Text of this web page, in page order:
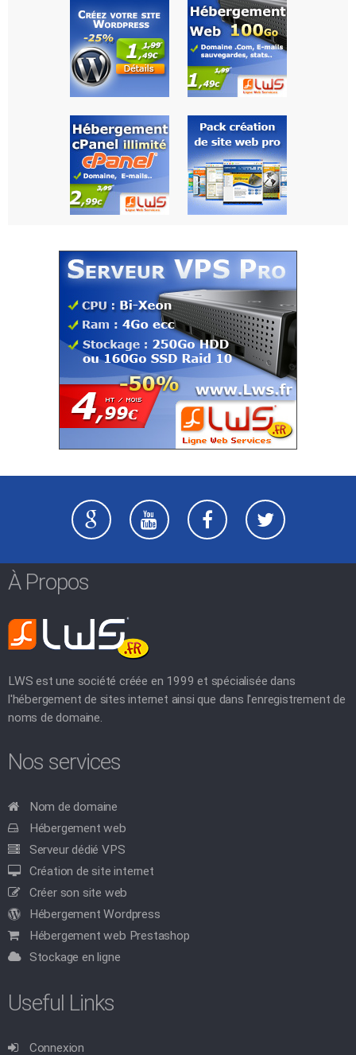
À Propos
LWS est une société créée en 1999 et spécialisée dans
l'hébergement de sites internet ainsi que dans l'enregistrement de
noms de domaine.
Nos services
Nom de domaine
Hébergement web
Serveur dédié VPS
Création de site internet
Créer son site web
Hébergement Wordpress
Hébergement web Prestashop
Stockage en ligne
Useful Links
Connexion